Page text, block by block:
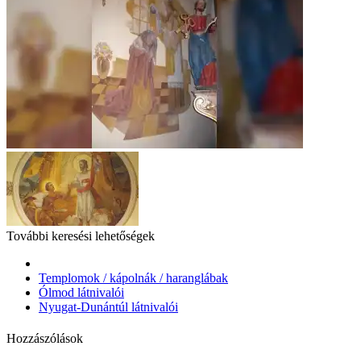
További keresési lehetőségek
Templomok / kápolnák / haranglábak
Ólmod látnivalói
Nyugat-Dunántúl látnivalói
Hozzászólások